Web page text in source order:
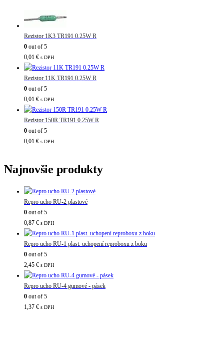
Rezistor 1K3 TR191 0.25W R
0 out of 5
0,01 € s DPH
Rezistor 11K TR191 0.25W R
0 out of 5
0,01 € s DPH
Rezistor 150R TR191 0.25W R
0 out of 5
0,01 € s DPH
Najnovšie produkty
Repro ucho RU-2 plastové
0 out of 5
0,87 € s DPH
Repro ucho RU-1 plast. uchopení reproboxu z boku
0 out of 5
2,45 € s DPH
Repro ucho RU-4 gumové - pásek
0 out of 5
1,37 € s DPH